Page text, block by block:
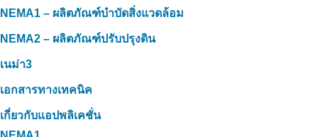
NEMA1 – ผลิตภัณฑ์บำบัดสิ่งแวดล้อม
NEMA2 – ผลิตภัณฑ์ปรับปรุงดิน
เนม่า3
เอกสารทางเทคนิค
เกี่ยวกับแอปพลิเคชั่น